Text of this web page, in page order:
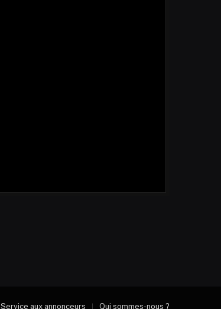
Service aux annonceurs Qui sommes-nous ?